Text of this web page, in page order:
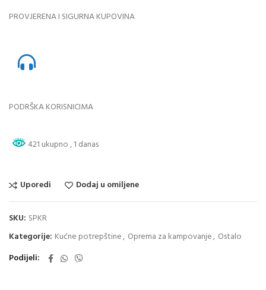
PROVJERENA I SIGURNA KUPOVINA
PODRŠKA KORISNICIMA
421 ukupno, 1 danas
Uporedi Dodaj u omiljene
SKU: SPKR
Kategorije: Kućne potrepštine, Oprema za kampovanje, Ostalo
Podijeli